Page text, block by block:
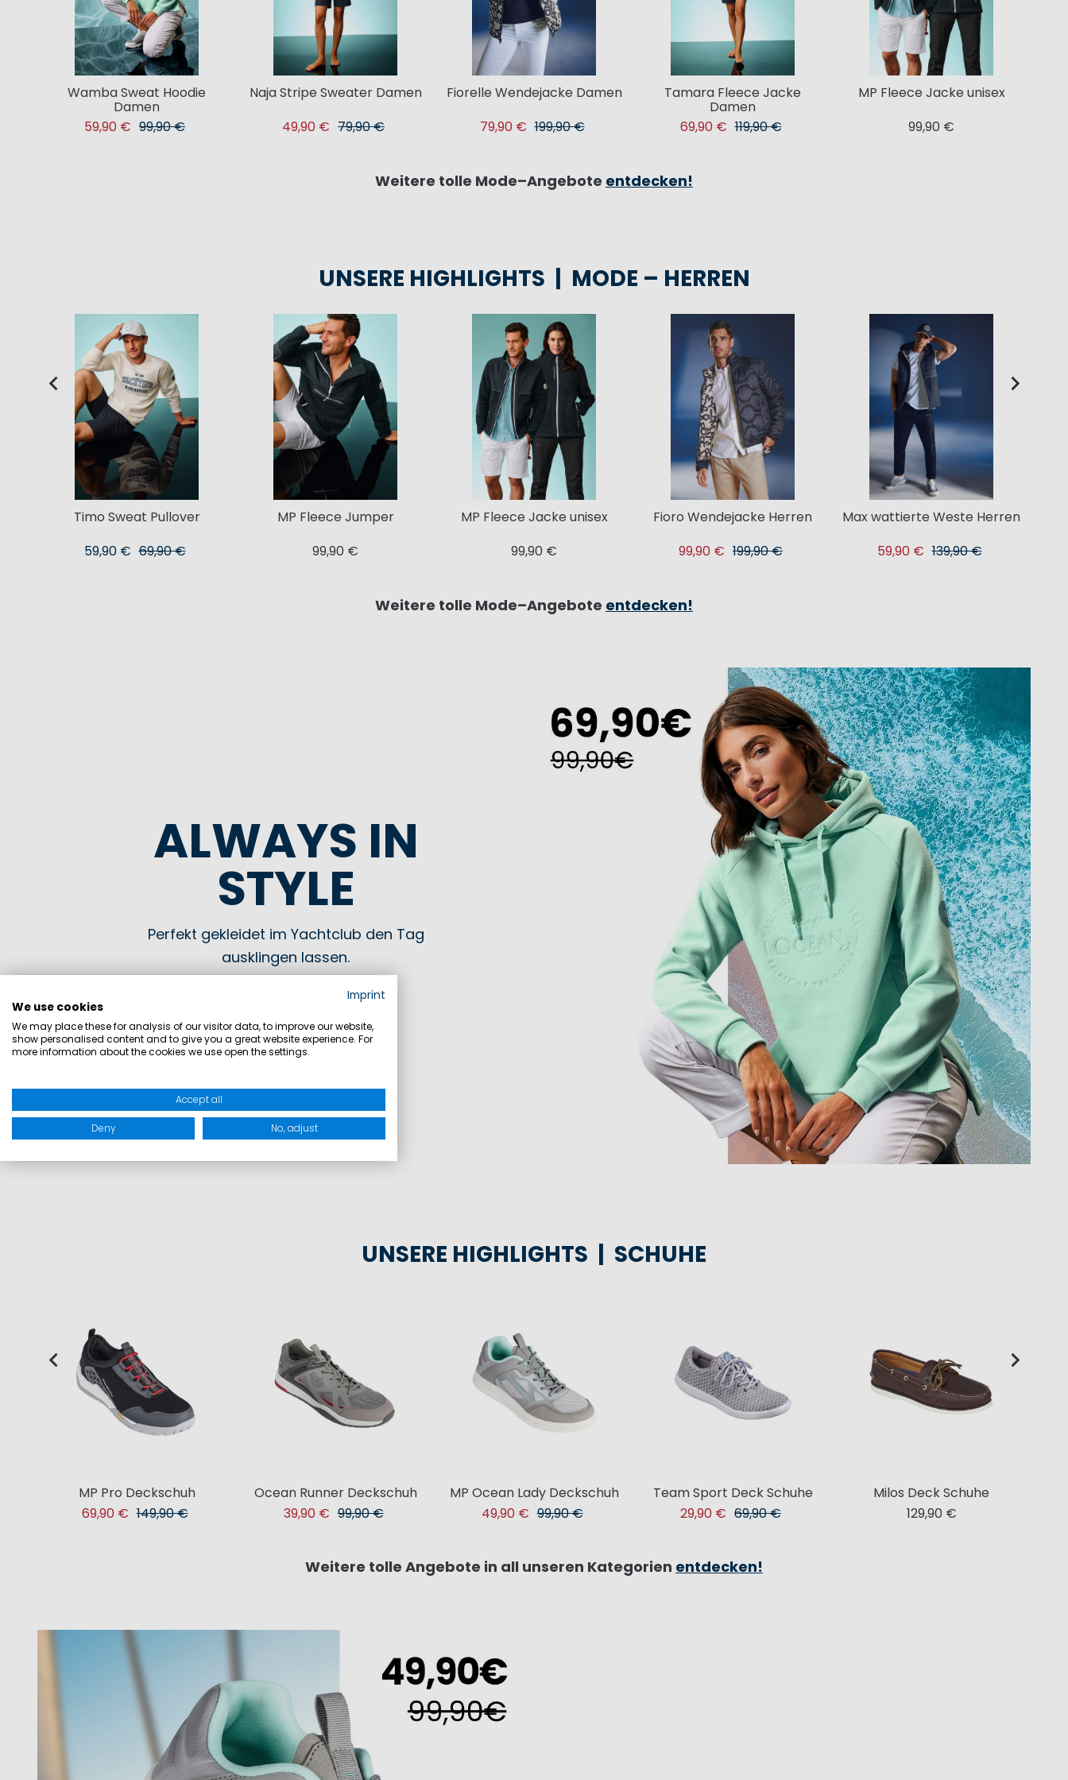
Wamba Sweat Hoodie
Damen
59,90 € 99,90 €
Naja Stripe Sweater Damen
49,90 € 79,90 €
Fiorelle Wendejacke Damen
79,90 € 199,90 €
Tamara Fleece Jacke
Damen
69,90 € 119,90 €
MP Fleece Jacke unisex
99,90 €
Weitere tolle Mode–Angebote entdecken!
UNSERE HIGHLIGHTS | MODE – HERREN
Timo Sweat Pullover
59,90 € 69,90 €
MP Fleece Jumper
99,90 €
MP Fleece Jacke unisex
99,90 €
Fioro Wendejacke Herren
99,90 € 199,90 €
Max wattierte Weste Herren
59,90 € 139,90 €
Weitere tolle Mode–Angebote entdecken!
ALWAYS IN
STYLE
Perfekt gekleidet im Yachtclub den Tag
ausklingen lassen.
UNSERE HIGHLIGHTS | SCHUHE
MP Pro Deckschuh
69,90 € 149,90 €
Ocean Runner Deckschuh
39,90 € 99,90 €
MP Ocean Lady Deckschuh
49,90 € 99,90 €
Team Sport Deck Schuhe
29,90 € 69,90 €
Milos Deck Schuhe
129,90 €
Weitere tolle Angebote in all unseren Kategorien entdecken!
Imprint
We use cookies
We may place these for analysis of our visitor data, to improve our website,
show personalised content and to give you a great website experience. For
more information about the cookies we use open the settings.
Accept all
Deny No, adjust